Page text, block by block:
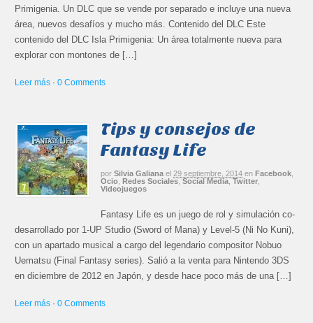
Primigenia. Un DLC que se vende por separado e incluye una nueva
área, nuevos desafíos y mucho más. Contenido del DLC Este
contenido del DLC Isla Primigenia: Un área totalmente nueva para
explorar con montones de […]
Leer más ·0 Comments
Tips y consejos de
Fantasy Life
por Silvia Galiana el 29 septiembre, 2014 en Facebook
Ocio ,Redes Sociales,Social Media,Twitter
Videojuegos
Fantasy Life es un juego de rol y simulación co-
desarrollado por 1-UP Studio (Sword of Mana) y Level-5 (Ni No Kuni),
con un apartado musical a cargo del legendario compositor Nobuo
Uematsu (Final Fantasy series). Salió a la venta para Nintendo 3DS
en diciembre de 2012 en Japón, y desde hace poco más de una […]
Leer más ·0 Comments